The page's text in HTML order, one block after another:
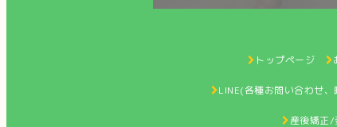
トップページ
LINE(各種お問い合わせ、
産後矯正/